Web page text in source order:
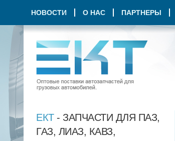
НОВОСТИ О НАС ПАРТНЕРЫ
ЕКТ- ЗАПЧАСТИ ДЛЯ ПАЗ,
ГАЗ, ЛИАЗ, КАВЗ,